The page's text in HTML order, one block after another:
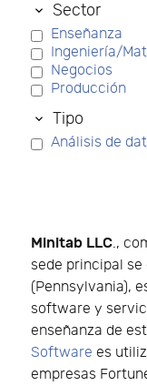
Sector
Enseñanza
Ingeniería/
Negocios
Producción
Tipo
Análisis de
Minitab LLC.,
sede principal
(Pennsylvania),
software y
enseñanza de
Software es
empresas